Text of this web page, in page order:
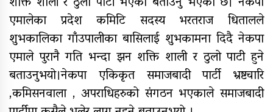
यौनिक तथा लैङ्गिक अल्पसंख्यक
बालबालिका तथा समुदायका मुद्दाका
विषयमा शिक्षकहरुलाई तालिम
राष्ट्रपति रनिङ शिल्डको जिल्ला स्तरीय
प्रतियोगिता सुरु
एमालेका प्रदेश कमिटि सदस्य भरतराज धितालले
शुभकालिका गाँउपालीका बासिलाई शुभकामना दिदै नेकपा
एमाले पुरानै गति भन्दा झन शक्ति शाली र ठुलो पाटी हुने
बताउनुभयो।नेकपा एकिकृत समाजबादी पार्टी भ्रष्टचारि
,कमिसनवाला , अपराधिहरुको संगठन भएकाले समाजबादी